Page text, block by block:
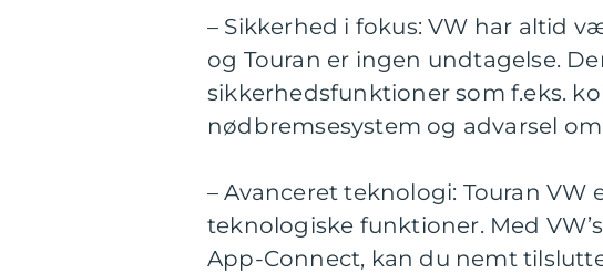
– Sikkerhed i fokus: VW har altid
og Touran er ingen undtagelse.
sikkerhedsfunktioner som f.eks.
nødbremsesystem og advarsel
– Avanceret teknologi: Touran
teknologiske funktioner. Med
App-Connect, kan du nemt